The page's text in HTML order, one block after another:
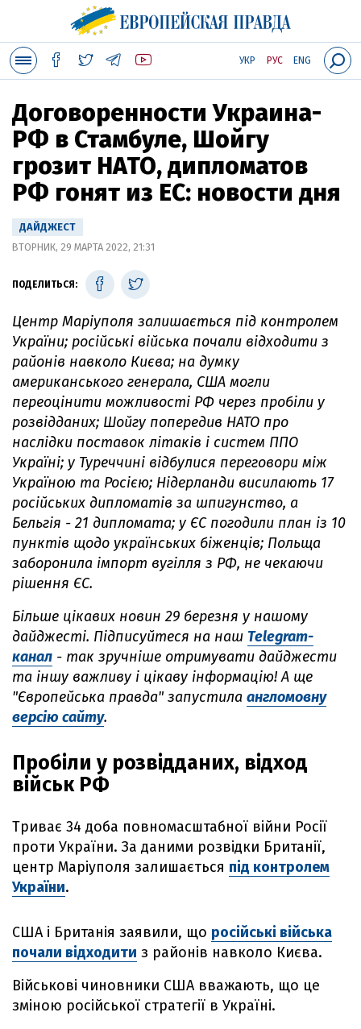
УКР РУС ENG
Договоренности Украина-
РФ в Стамбуле, Шойгу
грозит НАТО, дипломатов
РФ гонят из ЕС: новости дня
ДАЙДЖЕСТ
ВТОРНИК, 29 МАРТА 2022, 21:31
ПОДЕЛИТЬСЯ:
Центр Маріуполя залишається під контролем
України; російські війська почали відходити з
районів навколо Києва; на думку
американського генерала, США могли
переоцінити можливості РФ через пробіли у
розвідданих; Шойгу попередив НАТО про
наслідки поставок літаків і систем ППО
Україні; у Туреччині відбулися переговори між
Україною та Росією; Нідерланди висилають 17
російських дипломатів за шпигунство, а
Бельгія - 21 дипломата; у ЄС погодили план із 10
пунктів щодо українських біженців; Польща
заборонила імпорт вугілля з РФ, не чекаючи
рішення ЄС.
Більше цікавих новин 29 березня у нашому
дайджесті. Підписуйтеся на наш Telegram-
канал - так зручніше отримувати дайджести
та іншу важливу і цікаву інформацію! А ще
"Європейська правда" запустила англомовну
версію сайту.
Пробіли у розвідданих, відход
військ РФ
Триває 34 доба повномасштабної війни Росії
проти України. За даними розвідки Британії,
центр Маріуполя залишається під контролем
України.
США і Британія заявили, що російські війська
почали відходити з районів навколо Києва.
Військові чиновники США вважають, що це
зміною російської стратегії в Україні.